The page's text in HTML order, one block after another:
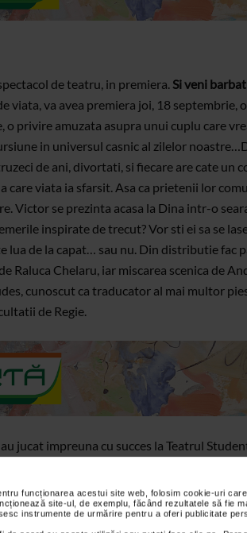
funcționarea acestui site web, folosim cookie-uri
site-ul, de exemplu, făcând rezultatele să fie
instrumente de urmărire pentru a oferi publicitate
de teatru, in premiera. Si veni
viata, va avea premiera joi, 18 septembrie,
privire amuzata asupra unui cuplu care
in universul casnic al zilelor noastre…
de ani, divortati, si fiecare are cate un
care viata ia sfarsit. Asa ca prietenii lor
Victor se prezinta acasa la Dina intr-o
inspirate de trecut? Vor sti ei sa se
lua de la capat… sau nu. Din distributie fac
Raluca Chelaru, iar miscarea scenica de
cunoscut ca traducator al mai multor
de Regie.
jucat impreuna cu succes la Teatrul
Bucuresti este un teatru independent,